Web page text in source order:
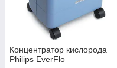
Концентратор кислорода
Philips EverFlo